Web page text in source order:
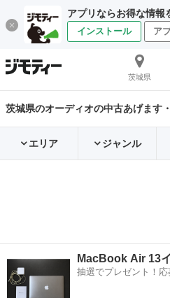
アプリならお得な情報
インストール ア
茨城県
茨城県のオーディオの中古あげます
エリア ジャンル
MacBook Air 13
抽選でプレゼント！応